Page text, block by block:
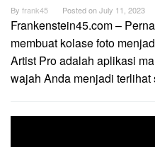
By frank45 Posted onJuly 11, 2023
Frankenstein45.com –
membuat kolase foto
Artist Pro adalah aplikasi
wajah Anda menjadi